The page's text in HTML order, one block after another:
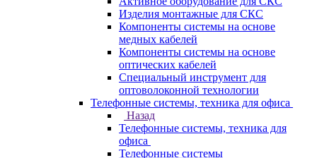
Изделия монтажные для СКС
Компоненты системы на основе
медных кабелей
Компоненты системы на основе
оптических кабелей
Специальный инструмент для
оптоволоконной технологии
Телефонные системы, техника для офиса
Назад
Телефонные системы, техника для
офиса
Телефонные системы